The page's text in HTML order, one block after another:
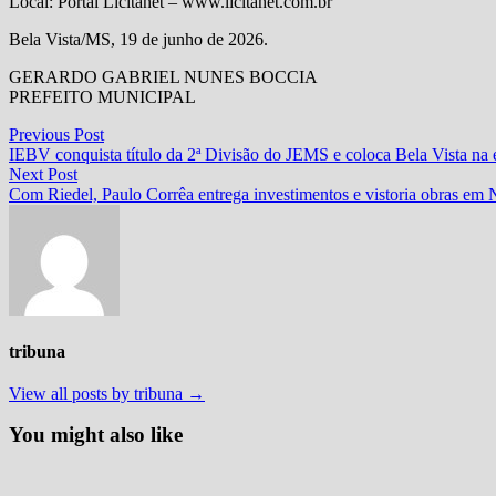
Bela Vista/MS, 19 de junho de 2026.
GERARDO GABRIEL NUNES BOCCIA
PREFEITO MUNICIPAL
Navegação
de
Post
Previous PostPrevious
post:
IEBV conquista título da 2ª Divisão do JEMS e coloca Bela Vista na
Next PostNext
post:
Com Riedel, Paulo Corrêa entrega investimentos e vistoria obras em
tribuna
View all posts by tribuna →
You might also like